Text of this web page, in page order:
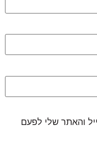
והאתר שלי לפעם